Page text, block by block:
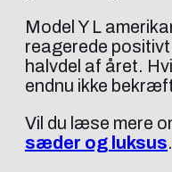
Model Y L
reagerede
halvdel af året.
endnu ikke
Vil du læse mere
sæder og luksus.